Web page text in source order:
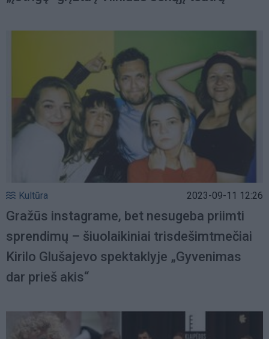
Kultūra 2023-09-11 12:26
Gražūs instagrame, bet nesugeba priimti
sprendimų – šiuolaikiniai trisdešimtmečiai
Kirilo Glušajevo spektaklyje „Gyvenimas
dar prieš akis“